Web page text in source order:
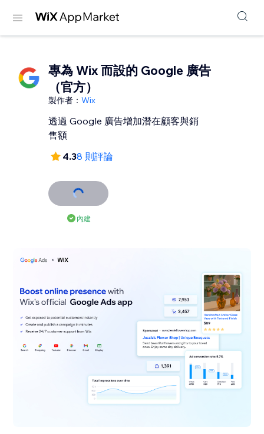
專為 Wix 而設的 Google 廣告
（官方）
製作者：Wix
透過 Google 廣告增加潛在顧客與銷
售額
4.38 則評論
內建